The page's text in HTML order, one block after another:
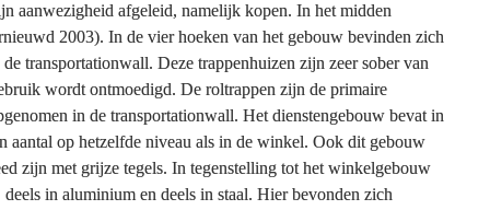
aanwezigheid afgeleid, namelijk kopen. In het midden
2003). In de vier hoeken van het gebouw bevinden zich
transportationwall. Deze trappenhuizen zijn zeer sober van
wordt ontmoedigd. De roltrappen zijn de primaire
in de transportationwall. Het dienstengebouw bevat in
aantal op hetzelfde niveau als in de winkel. Ook dit gebouw
zijn met grijze tegels. In tegenstelling tot het winkelgebouw
in aluminium en deels in staal. Hier bevonden zich